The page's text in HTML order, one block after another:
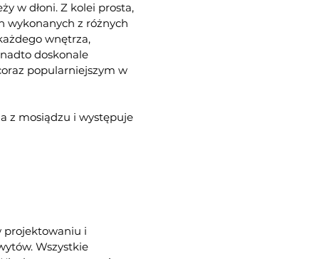
w dłoni. Z kolei prosta,
wykonanych z różnych
wnętrza,
doskonale
popularniejszym w
z mosiądzu i występuje
projektowaniu i
Wszystkie